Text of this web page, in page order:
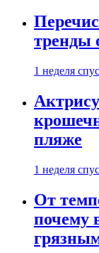
тренды
1 неделя
пляже
1 неделя
От
почему